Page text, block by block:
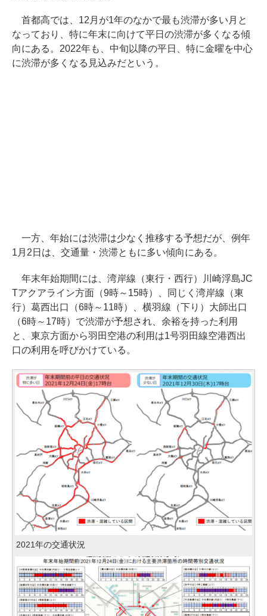
首都高では、12月が1年のなかで最も渋滞が多い月と
なっており、特に年末に向けて平日の渋滞が多くなる傾
向にある。2022年も、中旬以降の平日、特に金曜を中心
に渋滞が多くなる見込みだという。
一方、年始には渋滞は少なく推移する予想だが、例年
1月2日は、交通量・渋滞ともに多い傾向にある。
年末年始期間には、湾岸線（東行・西行）川崎浮島JC
Tアクアライン方面（9時～15時）、同じく湾岸線（東
行）葛西出口（6時～11時）、横羽線（下り）大師出口
（6時～17時）で渋滞が予想され、余裕を持った利用
と、東京方面から羽田空港の利用は1号羽田線空港西出
口の利用を呼びかけている。
2021年の交通状況